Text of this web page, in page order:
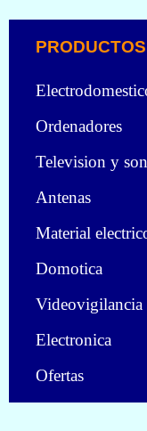
Ordenadores
Television y
Antenas
Material
Domotica
Videovigilancia
Electronica
Ofertas
PRODUCTOS